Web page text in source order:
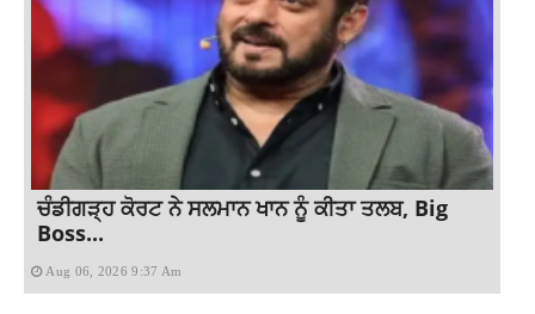
ਚੰਡੀਗੜ੍ਹ ਕੋਰਟ ਨੇ ਸਲਮਾਨ ਖਾਨ ਨੂੰ ਕੀਤਾ ਤਲਬ, Big
Boss...
Aug 06, 2026 9:37 Am